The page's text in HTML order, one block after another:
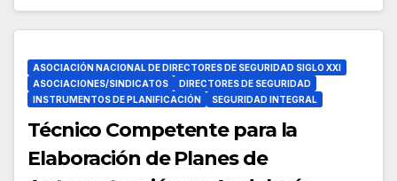
ASOCIACIÓN NACIONAL DE DIRECTORES DE SEGURIDAD SIGLO XXI
ASOCIACIONES/SINDICATOS
DIRECTORES DE SEGURIDAD
INSTRUMENTOS DE PLANIFICACIÓN
SEGURIDAD INTEGRAL
Técnico Competente para la
Elaboración de Planes de